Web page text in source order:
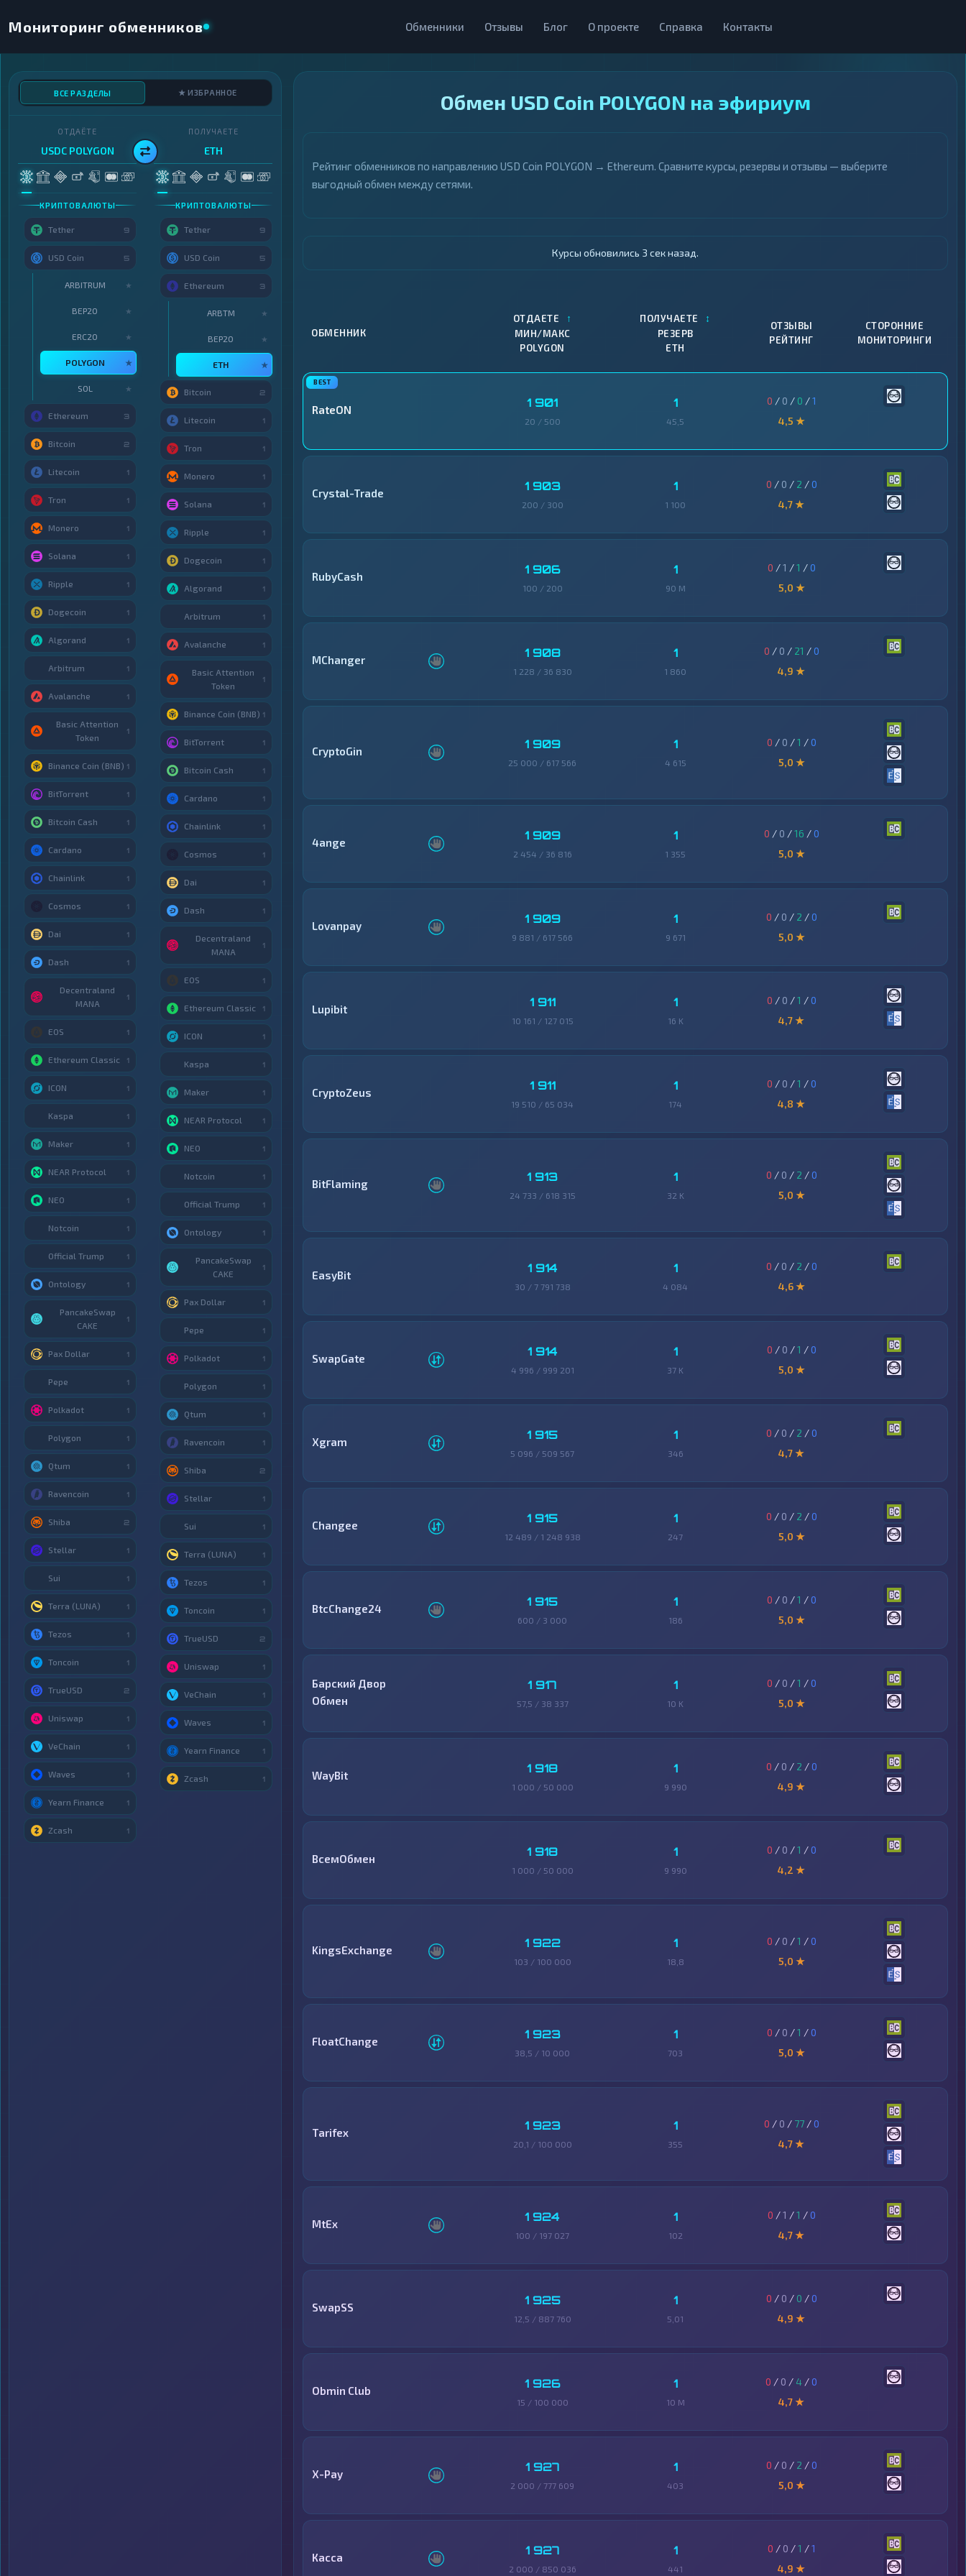
Мониторинг обменников Обменники Отзывы Блог О проекте Справка Контакты
Обмен USD Coin POLYGON на эфириум
Рейтинг обменников по направлению USD Coin POLYGON → Ethereum. Сравните курсы, резервы и отзывы — выберите
выгодный обмен между сетями.
Курсы обновились 4 сек назад.
ОБМЕННИК
ОТДАЕТЕ ↑
МИН/МАКС
POLYGON
ПОЛУЧАЕТЕ ↕
РЕЗЕРВ
ETH
ОТЗЫВЫ
РЕЙТИНГ
СТОРОННИЕ
МОНИТОРИНГИ
RateON 1 901
20 / 500
1
45,5
0 / 0 / 0 /1
4,5 ★
Crystal-Trade 1 903
200 / 300
1
1 100
0 / 0 / 2 /0
4,7 ★
RubyCash 1 906
100 / 200
1
90 M
0 /1 /1 /0
5,0 ★
MChanger 1 908
1 228 / 36 830
1
1 860
0 / 0 / 21 /0
4,9 ★
CryptoGin 1 909
25 000 / 617 566
1
4 615
0 / 0 /1 /0
5,0 ★
4ange 1 909
2 454 / 36 816
1
1 355
0 / 0 /16 /0
5,0 ★
Lovanpay 1 909
9 881 / 617 566
1
9 671
0 / 0 / 2 /0
5,0 ★
Lupibit 1 911
10 161 / 127 015
1
16 K
0 / 0 /1 /0
4,7 ★
CryptoZeus 1 911
19 510 / 65 034
1
174
0 / 0 /1 /0
4,8 ★
BitFlaming 1 913
24 733 / 618 315
1
32 K
0 / 0 / 2 /0
5,0 ★
EasyBit 1 914
30 / 7 791 738
1
4 084
0 / 0 / 2 /0
4,6 ★
SwapGate 1 914
4 996 / 999 201
1
37 K
0 / 0 /1 /0
5,0 ★
Xgram 1 915
5 096 / 509 567
1
346
0 / 0 / 2 /0
4,7 ★
Changee 1 915
12 489 / 1 248 938
1
247
0 / 0 / 2 /0
5,0 ★
BtcChange24 1 915
600 / 3 000
1
186
0 / 0 /1 /0
5,0 ★
Барский Двор
Обмен
1 917
57,5 / 38 337
1
10 K
0 / 0 /1 /0
5,0 ★
WayBit 1 918
1 000 / 50 000
1
9 990
0 / 0 / 2 /0
4,9 ★
ВсемОбмен 1 918
1 000 / 50 000
1
9 990
0 / 0 /1 /0
4,2 ★
KingsExchange 1 922
103 / 100 000
1
18,8
0 / 0 /1 /0
5,0 ★
FloatChange 1 923
38,5 / 10 000
1
703
0 / 0 /1 /0
5,0 ★
Tarifex 1 923
20,1 / 100 000
1
355
0 / 0 / 77/0
4,7 ★
MtEx 1 924
100 / 197 027
1
102
0 /1 /1 /0
4,7 ★
SwapSS 1 925
12,5 / 887 760
1
5,01
0 / 0 / 0 /0
4,9 ★
Obmin Club 1 926
15 / 100 000
1
10 M
0 / 0 / 4 /0
4,7 ★
X-Pay 1 927
2 000 / 777 609
1
403
0 / 0 / 2 /0
5,0 ★
Касса 1 927
2 000 / 850 036
1
441
0 / 0 /1 /1
4,9 ★
ВСЕ РАЗДЕЛЫ ★ ИЗБРАННОЕ
ОТДАЁТЕ
USDC POLYGON
КРИПТОВАЛЮТЫ
Tether 9
USD Coin 5
ARBITRUM ★
BEP20 ★
ERC20 ★
POLYGON ★
SOL ★
Ethereum 3
Bitcoin 2
Litecoin 1
Tron 1
Monero 1
Solana 1
Ripple 1
Dogecoin 1
Algorand 1
Arbitrum 1
Avalanche 1
Basic Attention
Token
1
Binance Coin (BNB) 1
BitTorrent 1
Bitcoin Cash 1
Cardano 1
Chainlink 1
Cosmos 1
Dai 1
Dash 1
Decentraland
MANA
1
EOS 1
Ethereum Classic 1
ICON 1
Kaspa 1
Maker 1
NEAR Protocol 1
NEO 1
Notcoin 1
Official Trump 1
Ontology 1
PancakeSwap
CAKE
1
Pax Dollar 1
Pepe 1
Polkadot 1
Polygon 1
Qtum 1
Ravencoin 1
Shiba 2
Stellar 1
Sui 1
Terra (LUNA) 1
Tezos 1
Toncoin 1
TrueUSD 2
Uniswap 1
VeChain 1
Waves 1
Yearn Finance 1
Zcash 1
ПОЛУЧАЕТЕ
ETH
КРИПТОВАЛЮТЫ
Tether 9
USD Coin 5
Ethereum 3
ARBTM ★
BEP20 ★
ETH ★
Bitcoin 2
Litecoin 1
Tron 1
Monero 1
Solana 1
Ripple 1
Dogecoin 1
Algorand 1
Arbitrum 1
Avalanche 1
Basic Attention
Token
1
Binance Coin (BNB) 1
BitTorrent 1
Bitcoin Cash 1
Cardano 1
Chainlink 1
Cosmos 1
Dai 1
Dash 1
Decentraland
MANA
1
EOS 1
Ethereum Classic 1
ICON 1
Kaspa 1
Maker 1
NEAR Protocol 1
NEO 1
Notcoin 1
Official Trump 1
Ontology 1
PancakeSwap
CAKE
1
Pax Dollar 1
Pepe 1
Polkadot 1
Polygon 1
Qtum 1
Ravencoin 1
Shiba 2
Stellar 1
Sui 1
Terra (LUNA) 1
Tezos 1
Toncoin 1
TrueUSD 2
Uniswap 1
VeChain 1
Waves 1
Yearn Finance 1
Zcash 1